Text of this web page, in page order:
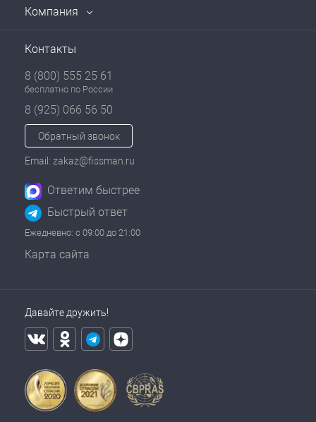
Компания
Контакты
8 (800) 555 25 61
бесплатно по России
8 (925) 066 56 50
Обратный звонок
Email: zakaz@fissman.ru
Ответим быстрее
Быстрый ответ
Ежедневно: с 09:00 до 21:00
Карта сайта
Давайте дружить!